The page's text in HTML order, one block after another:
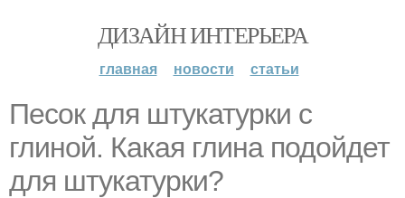
ДИЗАЙН ИНТЕРЬЕРА
главная новости статьи
Песок для штукатурки с
глиной. Какая глина подойдет
для штукатурки?